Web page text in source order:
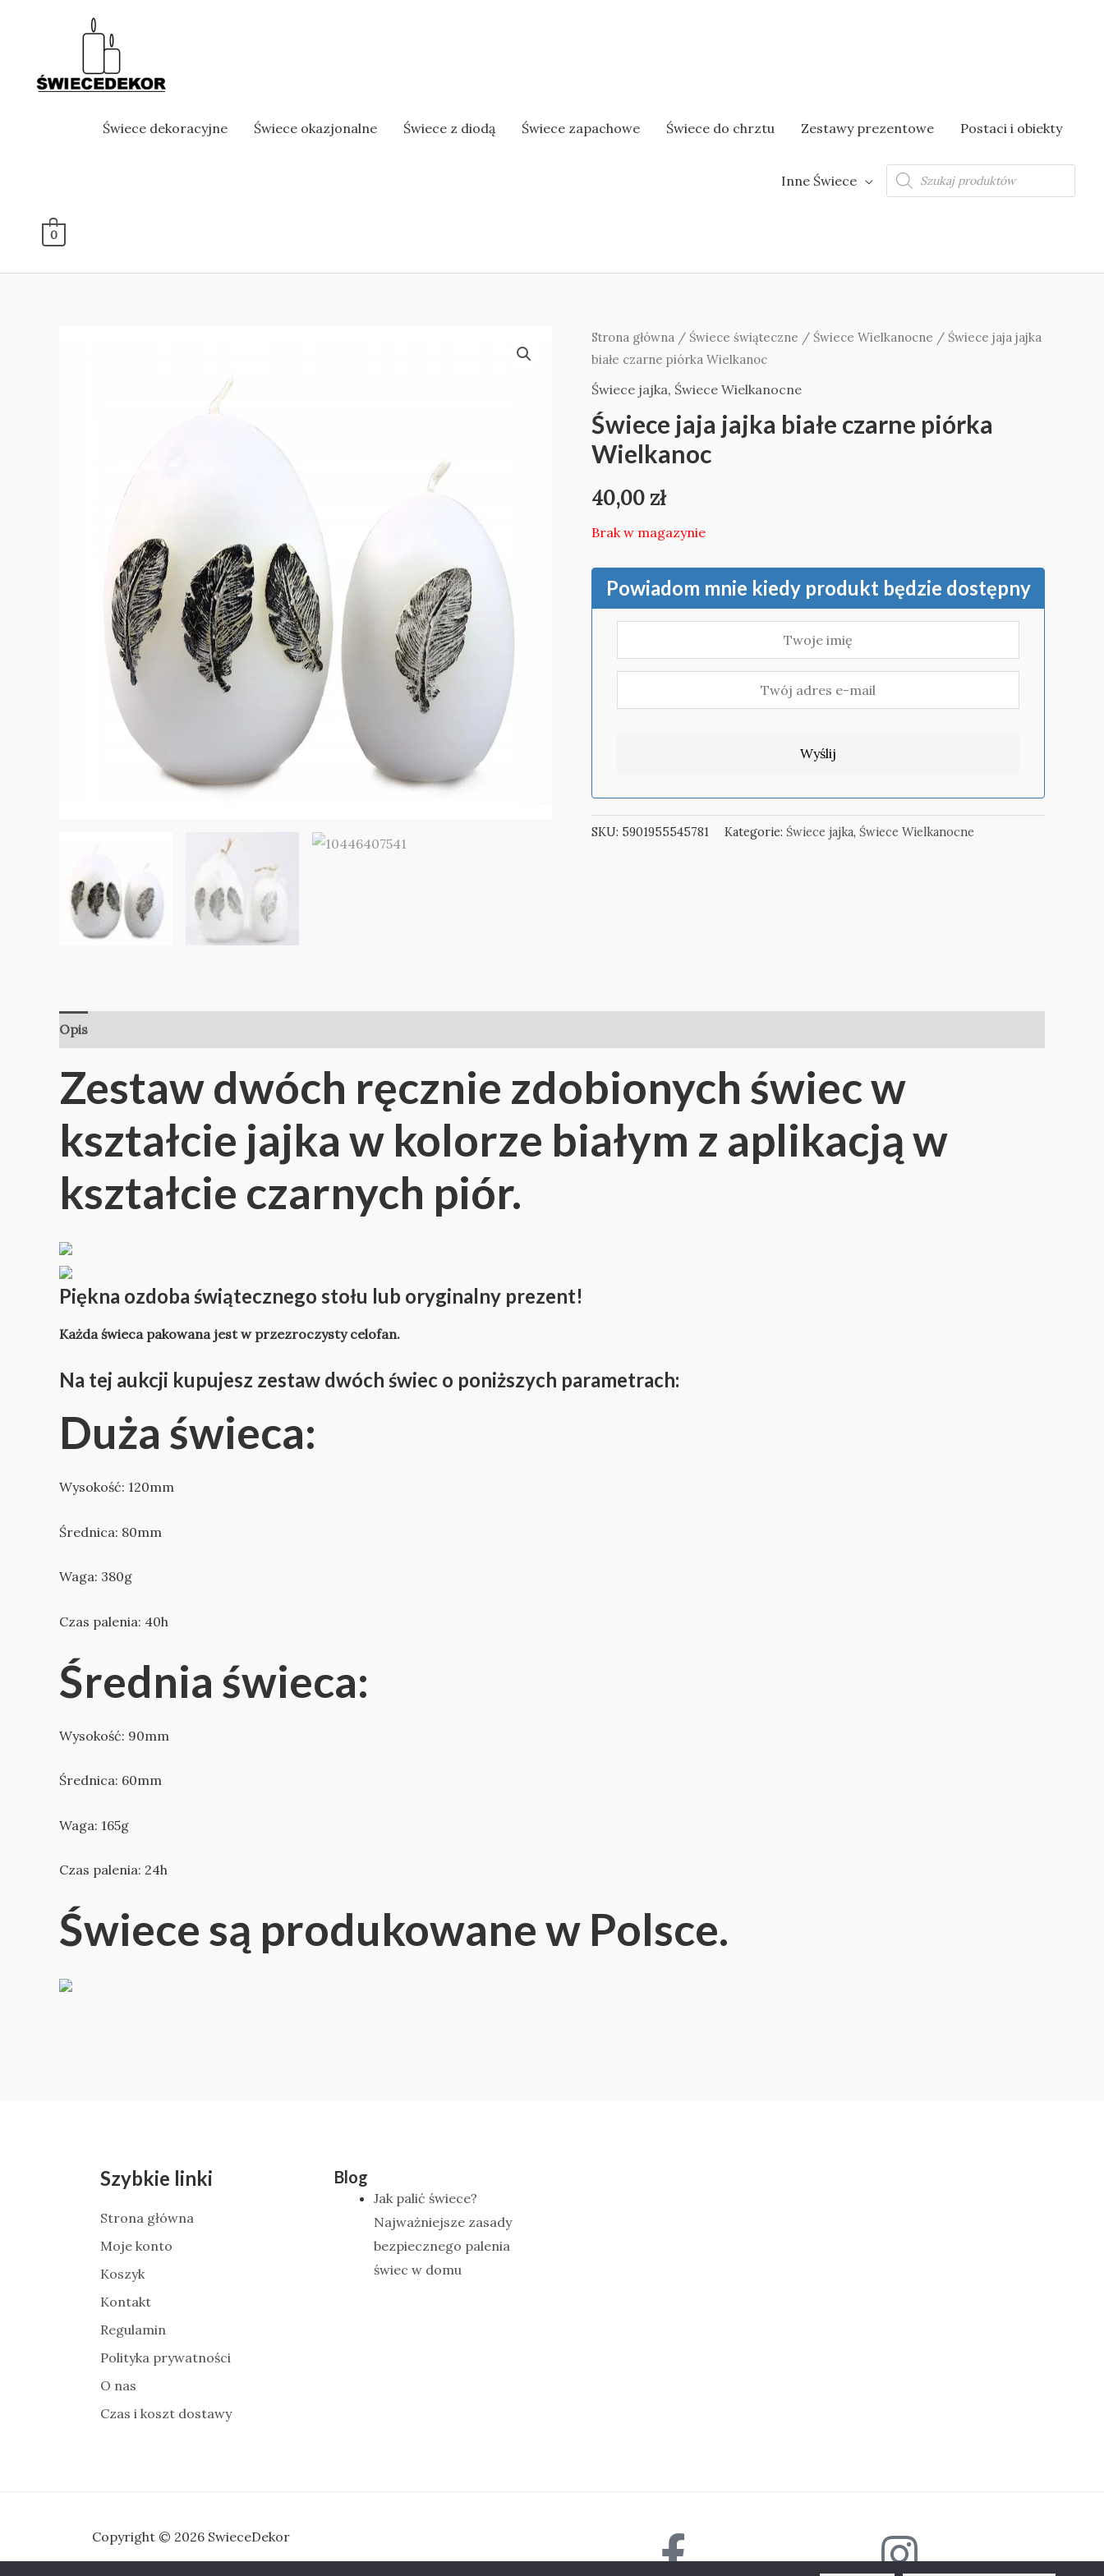
Świece dekoracyjne Świece okazjonalne Świece z diodą Świece zapachowe Świece do chrztu Zestawy prezentowe Postaci i obiekty
Inne Świece
Wyszukiwarka
produktów
0
Strona główna / Świece świąteczne / Świece Wielkanocne / Świece jaja jajka
białe czarne piórka Wielkanoc
Świece jajka, Świece Wielkanocne
Świece jaja jajka białe czarne piórka
Wielkanoc
40,00 zł
Brak w magazynie
Powiadom mnie kiedy produkt będzie dostępny
SKU: 5901955545781 Kategorie: Świece jajka, Świece Wielkanocne
Opis
Zestaw dwóch ręcznie zdobionych świec w
kształcie jajka w kolorze białym z aplikacją w
kształcie czarnych piór.
Piękna ozdoba świątecznego stołu lub oryginalny prezent!
Każda świeca pakowana jest w przezroczysty celofan.
Na tej aukcji kupujesz zestaw dwóch świec o poniższych parametrach:
Duża świeca:
Wysokość: 120mm
Średnica: 80mm
Waga: 380g
Czas palenia: 40h
Średnia świeca:
Wysokość: 90mm
Średnica: 60mm
Waga: 165g
Czas palenia: 24h
Świece są produkowane w Polsce.
Szybkie linki
Strona główna
Moje konto
Koszyk
Kontakt
Regulamin
Polityka prywatności
O nas
Czas i koszt dostawy
Blog
Jak palić świece?
Najważniejsze zasady
bezpiecznego palenia
świec w domu
Copyright © 2026 SwieceDekor